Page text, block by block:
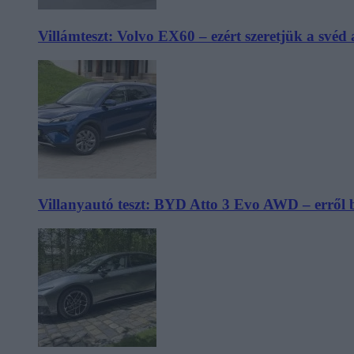
Villámteszt: Volvo EX60 – ezért szeretjük a svéd
Villanyautó teszt: BYD Atto 3 Evo AWD – erről